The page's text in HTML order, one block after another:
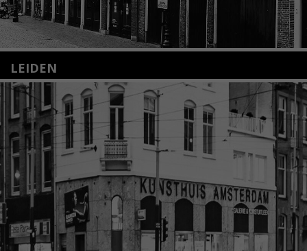
LEIDEN
Nieuwstraat 35
2312 KA Leiden
+31(0)71 – 52 84 480
info@kunsthuisleiden.nl
Lees meer